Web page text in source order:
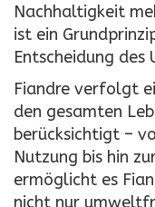
Nachhaltigkeit
ist ein
Entscheidung
Fiandre verfolgt
den gesamten
berücksichtigt –
Nutzung bis hin
ermöglicht es
nicht nur